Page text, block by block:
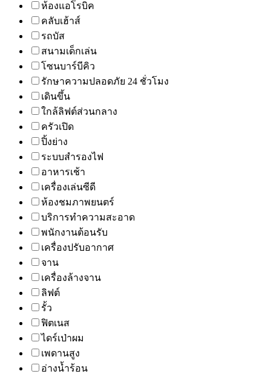
ห้องแอโรบิค
คลับเฮ้าส์
รถบัส
สนามเด็กเล่น
โซนบาร์บีคิว
รักษาความปลอดภัย 24 ชั่วโมง
เดินขึ้น
ใกล้ลิฟต์ส่วนกลาง
ครัวเปิด
ปิ้งย่าง
ระบบสำรองไฟ
อาหารเช้า
เครื่องเล่นซีดี
ห้องชมภาพยนตร์
บริการทำความสะอาด
พนักงานต้อนรับ
เครื่องปรับอากาศ
จาน
เครื่องล้างจาน
ลิฟต์
รั้ว
ฟิตเนส
ไดร์เป่าผม
เพดานสูง
อ่างน้ำร้อน